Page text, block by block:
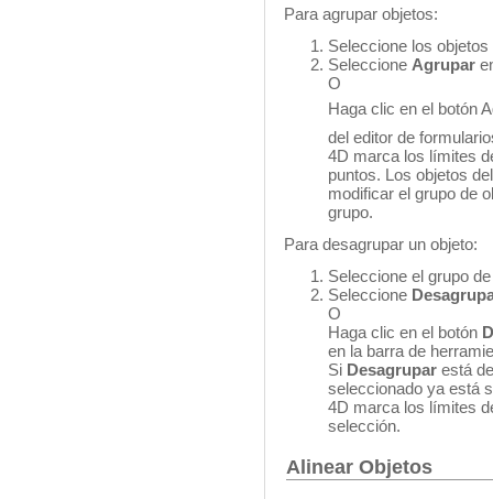
Para agrupar objetos:
Seleccione los objetos
Seleccione Agrupar
O
Haga clic en el botón
del editor de
4D marca los límites
puntos. Los objetos
modificar el grupo de
grupo.
Para desagrupar un objeto:
Seleccione el grupo
Seleccione
O
Haga clic en el botón
en la barra de
Si Desagrupar está
seleccionado ya está
4D marca los límites
selección.
Alinear Objetos